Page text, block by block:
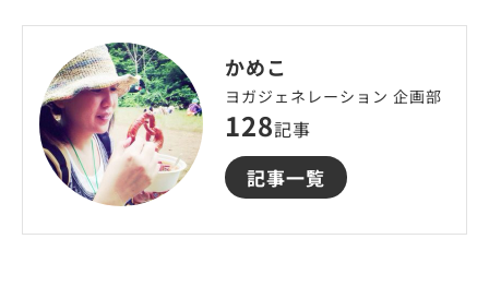
かめこ
ヨガジェネレーション 企画部
128記事
記事一覧